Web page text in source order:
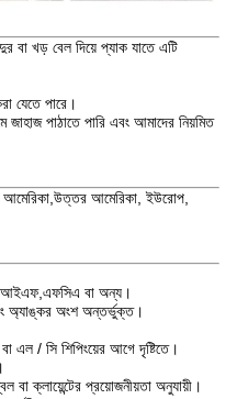
বা খড় বেল দিয়ে প্যাক যাতে এটি
যেতে পারে।
পাঠাতে পারি এবং আমাদের নিয়মিত
আমেরিকা,উত্তর আমেরিকা, ইউরোপ,
বা অন্য।
অ্যাঙ্কর অংশ অন্তর্ভুক্ত।
এল / সি শিপিংয়ের আগে দৃষ্টিতে।
বা ক্লায়েন্টের প্রয়োজনীয়তা অনুযায়ী।